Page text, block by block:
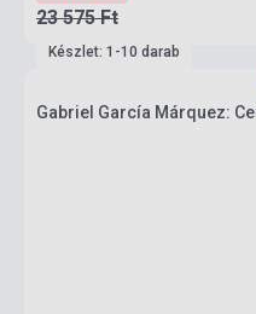
23 575 Ft
Készlet: 1-10 darab
Gabriel García Márquez: